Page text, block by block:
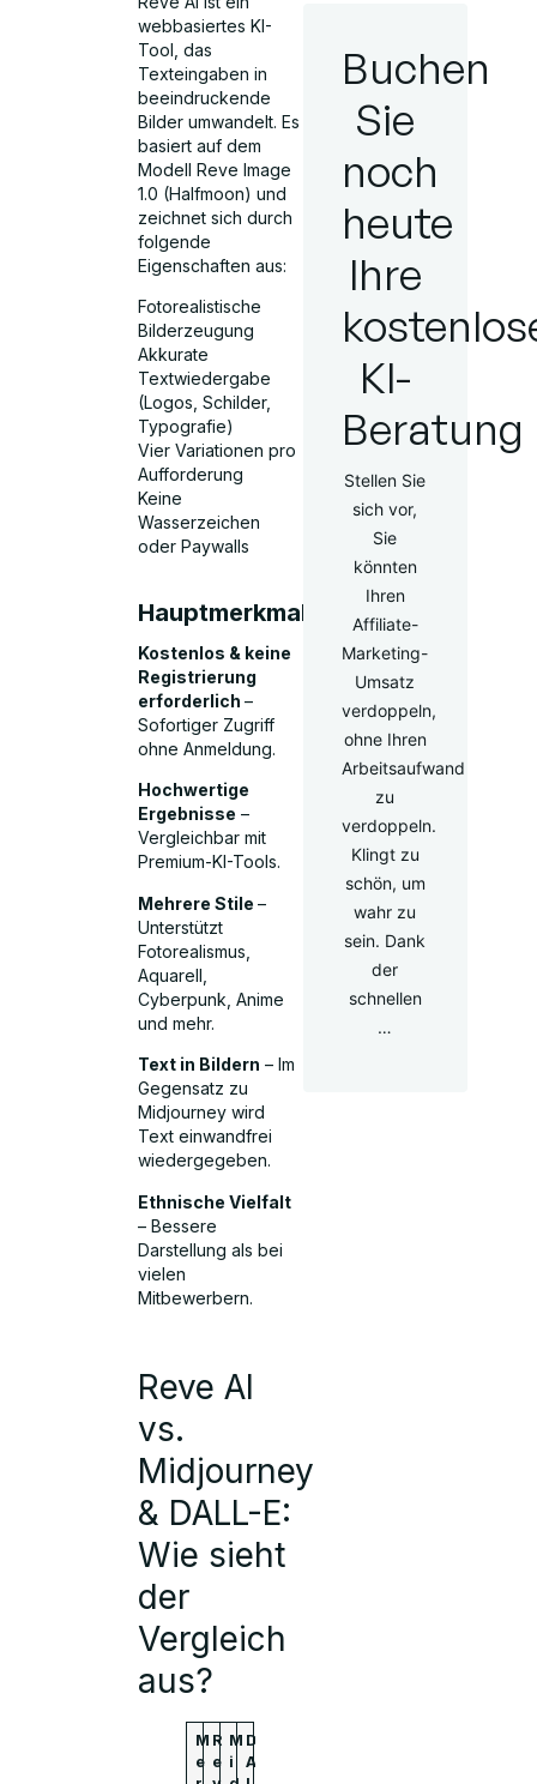
webbasiertes KI-
Tool, das
Texteingaben in
beeindruckende
Bilder umwandelt. Es
basiert auf dem
Modell Reve Image
1.0 (Halfmoon) und
zeichnet sich durch
folgende
Eigenschaften aus:
Fotorealistische
Bilderzeugung
Akkurate
Textwiedergabe
(Logos, Schilder,
Typografie)
Vier Variationen pro
Aufforderung
Keine
Wasserzeichen
oder Paywalls
Hauptmerkmale:
Kostenlos & keine
Registrierung
erforderlich–
Sofortiger Zugriff
ohne Anmeldung.
Hochwertige
Ergebnisse –
Vergleichbar mit
Premium-KI-Tools.
Mehrere Stile–
Unterstützt
Fotorealismus,
Aquarell,
Cyberpunk, Anime
und mehr.
Text in Bildern – Im
Gegensatz zu
Midjourney wird
Text einwandfrei
wiedergegeben.
Ethnische Vielfalt
– Bessere
Darstellung als bei
vielen
Mitbewerbern.
Reve AI
vs.
Midjourney
& DALL-E:
Wie sieht
der
Vergleich
aus?
M
e
R
e
M
i
D
A
Buchen
Sie
noch
heute
Ihre
KI-
Beratung
Stellen Sie
sich vor,
Sie
könnten
Ihren
Affiliate-
Marketing-
Umsatz
verdoppeln,
ohne Ihren
Arbeitsaufwand
zu
verdoppeln.
Klingt zu
schön, um
wahr zu
sein. Dank
der
schnellen
…